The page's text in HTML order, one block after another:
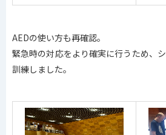
AEDの使い方も再確認。
緊急時の対応をより確実に行うため、
訓練しました。